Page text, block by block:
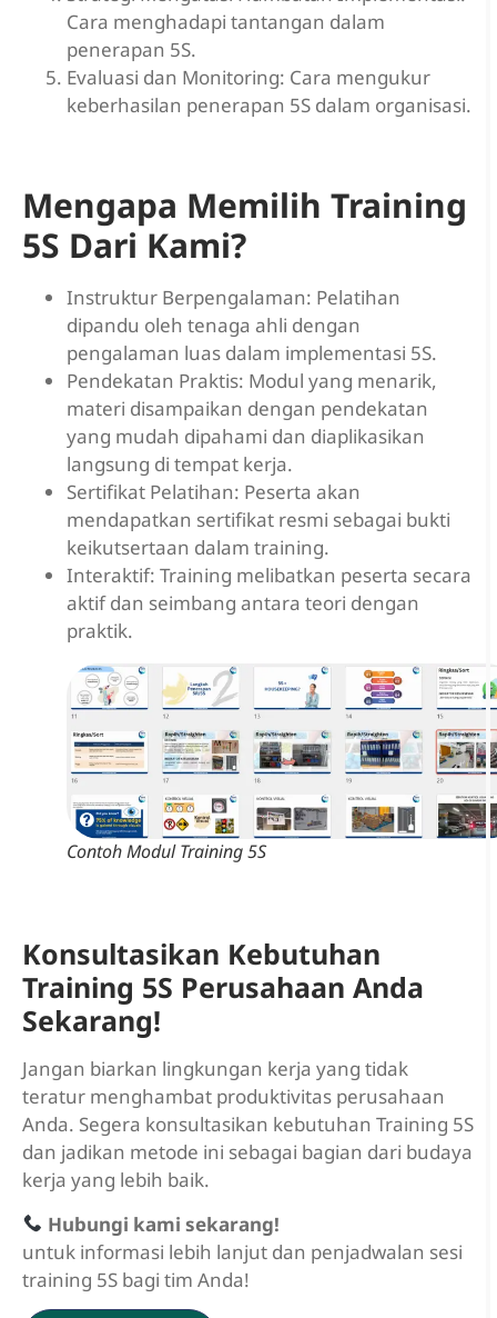
Cara menghadapi tantangan dalam
penerapan 5S.
Evaluasi dan Monitoring: Cara mengukur
keberhasilan penerapan 5S dalam organisasi.
Mengapa Memilih Training
5S Dari Kami?
Instruktur Berpengalaman: Pelatihan
dipandu oleh tenaga ahli dengan
pengalaman luas dalam implementasi 5S.
Pendekatan Praktis: Modul yang menarik,
materi disampaikan dengan pendekatan
yang mudah dipahami dan diaplikasikan
langsung di tempat kerja.
Sertifikat Pelatihan: Peserta akan
mendapatkan sertifikat resmi sebagai bukti
keikutsertaan dalam training.
Interaktif: Training melibatkan peserta secara
aktif dan seimbang antara teori dengan
praktik.
Contoh Modul Training 5S
Konsultasikan Kebutuhan
Training 5S Perusahaan Anda
Sekarang!
Jangan biarkan lingkungan kerja yang tidak
teratur menghambat produktivitas perusahaan
Anda. Segera konsultasikan kebutuhan Training 5S
dan jadikan metode ini sebagai bagian dari budaya
kerja yang lebih baik.
Hubungi kami sekarang!
untuk informasi lebih lanjut dan penjadwalan sesi
training 5S bagi tim Anda!